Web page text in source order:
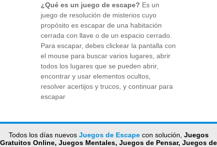
¿Qué es un juego de escape? Es un
juego de resolución de misterios cuyo
propósito es escapar de una habitación
cerrada con llave o de un espacio cerrado.
Para escapar, debes clickear la pantalla con
el mouse para buscar varios lugares, abrir
todos los lugares que se pueden abrir,
encontrar y usar elementos ocultos,
resolver acertijos y trucos, y continuar para
escapar
Todos los días nuevos Juegos de Escapecon solución, Juegos
Gratuitos Online, Juegos Mentales, Juegos de Pensar, Juegos de